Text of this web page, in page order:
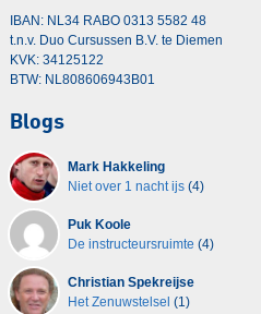
IBAN: NL34 RABO 0313 5582 48
t.n.v. Duo Cursussen B.V. te Diemen
KVK: 34125122
BTW: NL808606943B01
Blogs
Mark Hakkeling
Niet over 1 nacht ijs(4)
Puk Koole
De instructeursruimte (4)
Christian Spekreijse
Het Zenuwstelsel (1)